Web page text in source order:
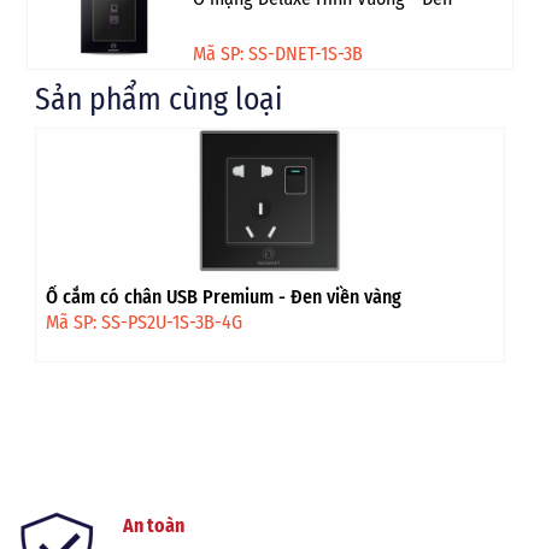
Mã SP: SS-DNET-1S-3B
Sản phẩm cùng loại
Ổ cắm có chân USB Premium - Đen viền vàng
Mã SP: SS-PS2U-1S-3B-4G
An toàn